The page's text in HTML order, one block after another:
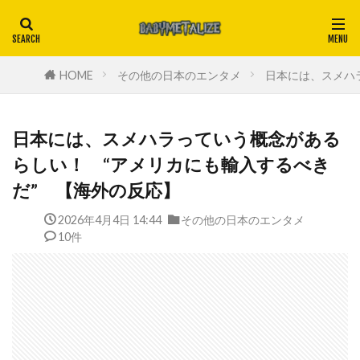
HOME その他の日本のエンタメ 日本には、スメ
日本には、スメハラっていう概念がある
らしい！ “アメリカにも輸入するべき
だ” 【海外の反応】
2026年4月4日 14:44
その他の日本のエンタメ
10件